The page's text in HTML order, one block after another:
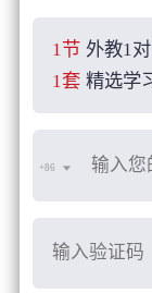
1节 外教1
1套 精选学
+86